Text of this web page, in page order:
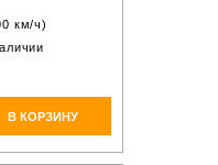
км/ч)
В КОРЗИНУ